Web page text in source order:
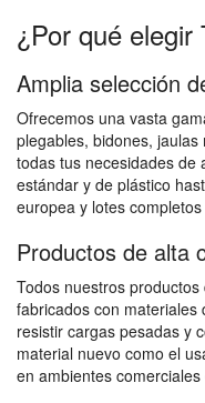
¿Por qué elegir
Amplia selección
Ofrecemos una vasta
plegables, bidones,
todas tus necesidades de
estándar y de plástico
europea y lotes
Productos de alta
Todos nuestros
fabricados con materiales
resistir cargas pesadas y
material nuevo como el
en ambientes